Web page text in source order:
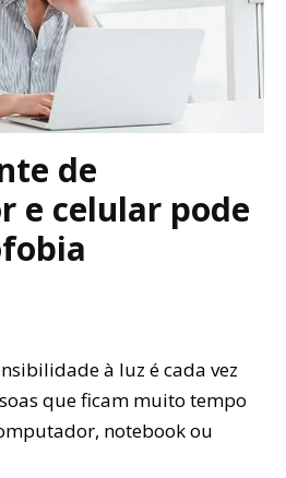
de
e celular pode
à luz é cada vez
que ficam muito tempo
notebook ou